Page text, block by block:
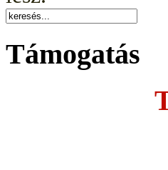
Támogatás